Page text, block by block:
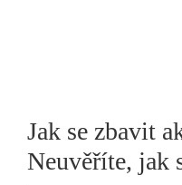
Jak se zbavit
Neuvěříte, jak